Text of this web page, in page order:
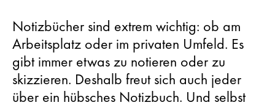
Notizbücher sind extrem wichtig: ob am
Arbeitsplatz oder im privaten Umfeld. Es
gibt immer etwas zu notieren oder zu
skizzieren. Deshalb freut sich auch jeder
über ein hübsches Notizbuch. Und selbst